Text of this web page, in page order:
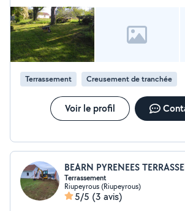
Terrassement Creusement de tranchée
Voir le profil
BEARN PYRENEES
Terrassement
Riupeyrous (Riupeyrous)
5/5 (3 avis)